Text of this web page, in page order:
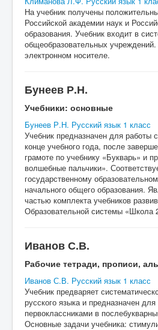
На учебник получены
Российской академии наук и
образования. Учебник входит в
общеобразовательных
электронном носителе.
Бунеев Р.Н.
Учебники: основные
Бунеев Р.Н. Русский язык 1 класс
Учебник предназначен для работы
конце учебного года, после
грамоте по учебнику «Букварь» и
волшебные пальчики».
государственному
начального общего образования.
частью комплекта учебников
Образовательной системы «Школа
Иванов С.В.
Рабочие тетради, прописи,
Иванов С.В. Русский язык 1 класс
Учебник предваряет
русского языка и предназначен
первоклассниками в
Основные задачи учебника: